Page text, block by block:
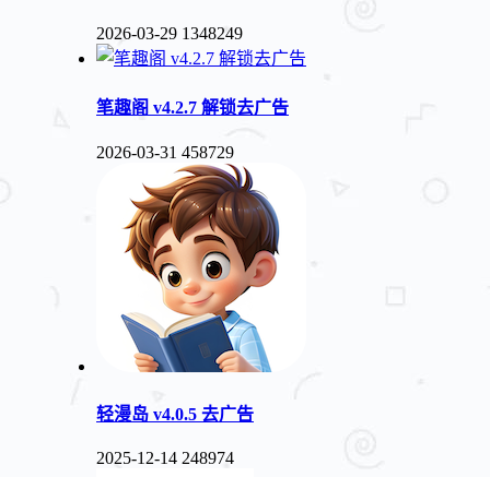
2026-03-29 1348249
笔趣阁 v4.2.7 解锁去广告
2026-03-31 458729
轻漫岛 v4.0.5 去广告
2025-12-14 248974